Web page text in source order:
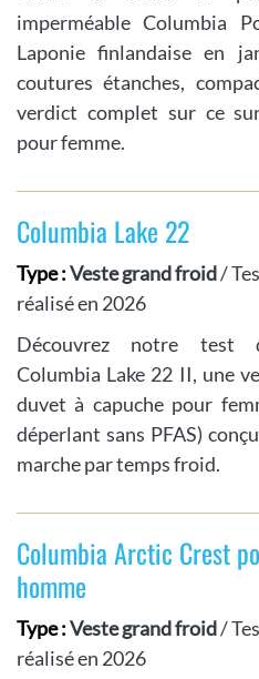
imperméable Columbia
Laponie finlandaise en
coutures étanches,
verdict complet sur ce
pour femme.
Columbia Lake 22
Type :Veste grand froid/
réalisé en 2026
Découvrez notre test
Columbia Lake 22 II, une
duvet à capuche pour
déperlant sans PFAS)
marche par temps froid.
Columbia Arctic Crest
homme
Type :Veste grand froid/
réalisé en 2026